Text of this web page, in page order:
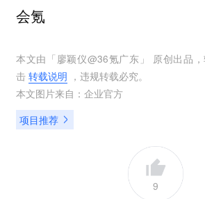
会氪
本文由「 廖颖仪@36氪广东 」 原创出品
击 转载说明 ，违规转载必究。
本文图片来自： 企业官方
项目推荐
9